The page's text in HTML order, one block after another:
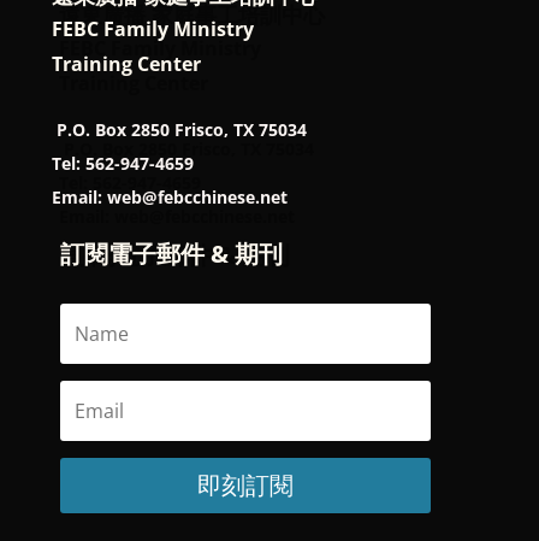
FEBC Family Ministry
Training Center
P.O. Box 2850 Frisco, TX 75034
Tel: 562-947-4659
Email: web@febcchinese.net
訂閱電子郵件 & 期刊
即刻訂閱